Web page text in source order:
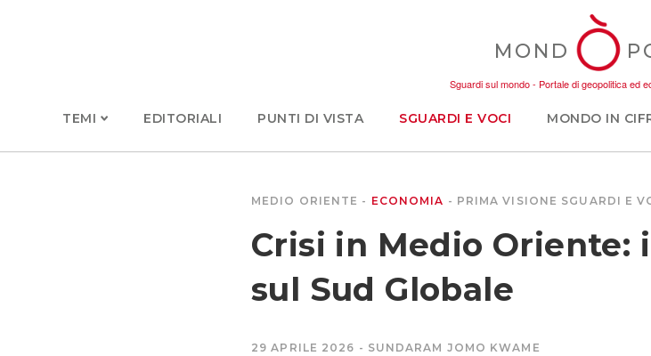
MOND
Sguardi sul mondo - Portale di geopolitica ed
TEMI EDITORIALI PUNTI DI VISTA SGUARDI E VOCI MONDO IN
MEDIO ORIENTE ECONOMIA PRIMA VISIONE SGUARDI E
Crisi in Medio Oriente:
sul Sud Globale
29 APRILE 2026 SUNDARAM JOMO KWAME